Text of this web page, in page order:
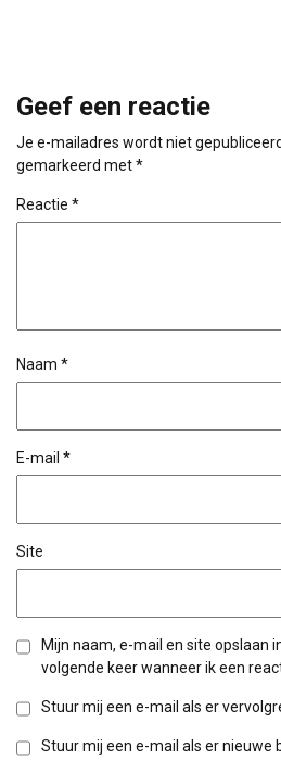
Geef een reactie
Je e-mailadres wordt niet gepubliceerd.
gemarkeerd met*
Reactie *
Naam *
E-mail *
Site
Mijn naam, e-mail en site opslaan
volgende keer wanneer ik een
Stuur mij een e-mail als er
Stuur mij een e-mail als er nieuwe